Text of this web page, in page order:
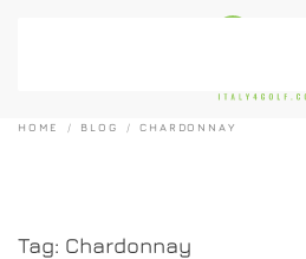
HOME BLOG CHARDONNAY
Tag: Chardonnay